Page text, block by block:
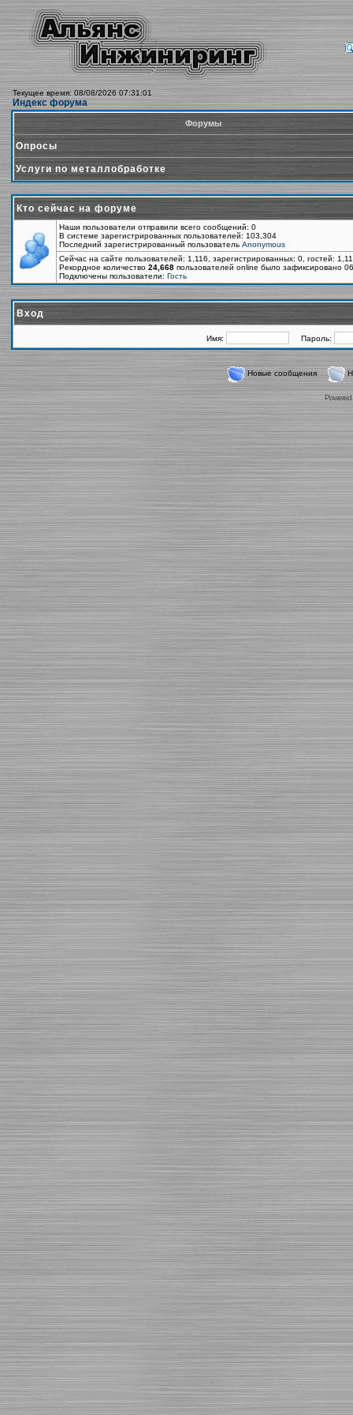
Текущее время: 08/08/2026 07:31:01
Индекс форума
Форумы
Опросы
Услуги по металлобработке
Кто сейчас на форуме
Наши пользователи отправили всего сообщений: 0
В системе зарегистрированных пользователей: 103,304
Последний зарегистрированный пользователь Anonymous
Сейчас на сайте пользователей: 1,116, зарегистрированных: 0, гостей:
Рекордное количество 24,668 пользователей online было зафиксировано
Подключены пользователи: Гость
Вход
Имя: Пароль:
Новые сообщения